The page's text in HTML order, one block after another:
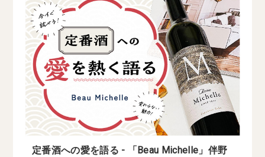
定番酒への愛を語る - 「Beau Michelle」伴野